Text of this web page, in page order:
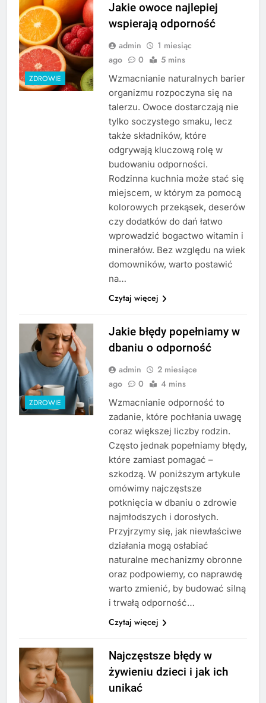
ZDROWIE
Jakie owoce najlepiej
wspierają odporność
admin
1 miesiąc
ago
0 5 mins
Wzmacnianie naturalnych barier
organizmu rozpoczyna się na
talerzu. Owoce dostarczają nie
tylko soczystego smaku, lecz
także składników, które
odgrywają kluczową rolę w
budowaniu odporności.
Rodzinna kuchnia może stać się
miejscem, w którym za pomocą
kolorowych przekąsek, deserów
czy dodatków do dań łatwo
wprowadzić bogactwo witamin i
minerałów. Bez względu na wiek
domowników, warto postawić
na…
Czytaj więcej
ZDROWIE
Jakie błędy popełniamy w
dbaniu o odporność
admin
2 miesiące
ago
0 4 mins
Wzmacnianie odporność to
zadanie, które pochłania uwagę
coraz większej liczby rodzin.
Często jednak popełniamy błędy,
które zamiast pomagać –
szkodzą. W poniższym artykule
omówimy najczęstsze
potknięcia w dbaniu o zdrowie
najmłodszych i dorosłych.
Przyjrzymy się, jak niewłaściwe
działania mogą osłabiać
naturalne mechanizmy obronne
oraz podpowiemy, co naprawdę
warto zmienić, by budować silną
i trwałą odporność…
Czytaj więcej
Najczęstsze błędy w
żywieniu dzieci i jak ich
unikać